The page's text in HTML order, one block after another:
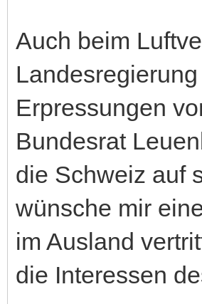
Auch beim
Erpressungen
Bundesrat
die Schweiz auf
wünsche mir
im Ausland
die Interessen